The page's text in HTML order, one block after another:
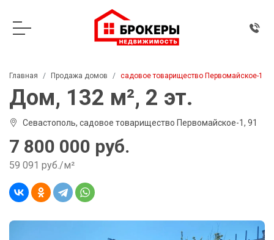
Главная Продажа домов садовое товарищество Первомайское-1
Дом, 132 м², 2 эт.
Севастополь, садовое товарищество Первомайское-1, 91
7 800 000 руб.
59 091 руб./м²